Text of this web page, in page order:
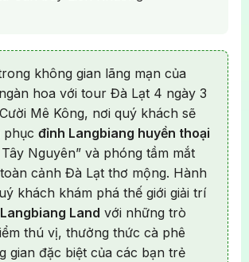
không gian lãng mạn của
hoa với tour Đà Lạt 4 ngày 3
Mê Kông, nơi quý khách sẽ
đỉnh Langbiang huyền thoại
Nguyên” và phóng tầm mắt
cảnh Đà Lạt thơ mộng. Hành
khách khám phá thế giới giải trí
Langbiang Land với những trò
thú vị, thưởng thức cà phê
gian đặc biệt của các bạn trẻ